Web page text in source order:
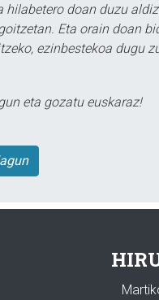
hilabetero doan duzu
Eta orain doan
ezinbestekoa dugu
eta gozatu euskaraz!